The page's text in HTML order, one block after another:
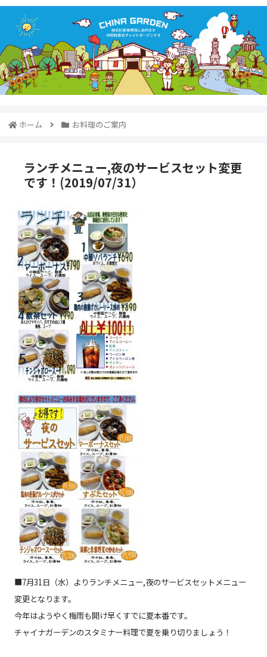
ホーム お料理のご案内
ランチメニュー,夜のサービスセット変更
です！(2019/07/31）
■7月31日（水）よりランチメニュー,夜のサービスセットメニュー
変更となります。
今年はようやく梅雨も開け早くすでに夏本番です。
チャイナガーデンのスタミナー料理で夏を乗り切りましょう！